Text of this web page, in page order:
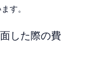
す。
した際の費